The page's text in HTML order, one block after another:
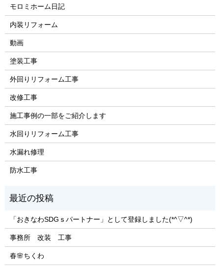
モロミホーム日記
内装リフォーム
動画
塗装工事
外回りリフォーム工事
改修工事
施工事例の一部をご紹介します
水回りリフォーム工事
水漏れ修理
防水工事
「おきなわSDGｓパートナー」として登録しました(*^▽^*)
事務所 改装 工事
春🌸ちくわ